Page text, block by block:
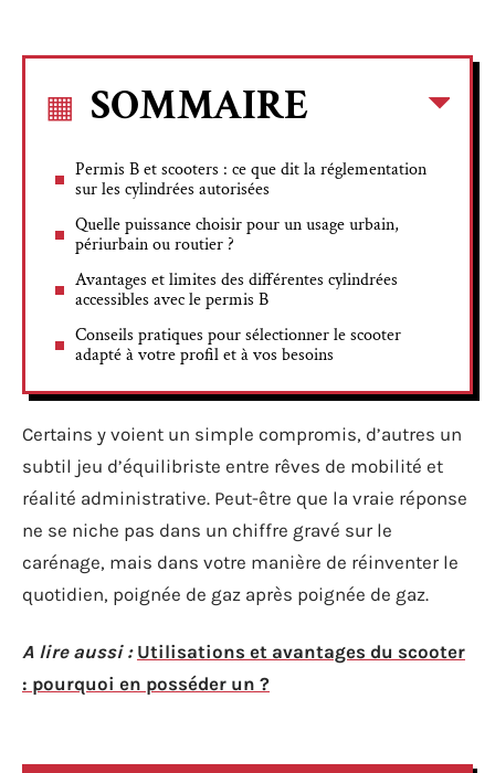
SOMMAIRE
Permis B et scooters : ce que dit la réglementation
sur les cylindrées autorisées
Quelle puissance choisir pour un usage urbain,
périurbain ou routier ?
Avantages et limites des différentes cylindrées
accessibles avec le permis B
Conseils pratiques pour sélectionner le scooter
adapté à votre profil et à vos besoins
Certains y voient un simple compromis, d’autres un
subtil jeu d’équilibriste entre rêves de mobilité et
réalité administrative. Peut-être que la vraie réponse
ne se niche pas dans un chiffre gravé sur le
carénage, mais dans votre manière de réinventer le
quotidien, poignée de gaz après poignée de gaz.
A lire aussi : Utilisations et avantages du scooter
: pourquoi en posséder un ?